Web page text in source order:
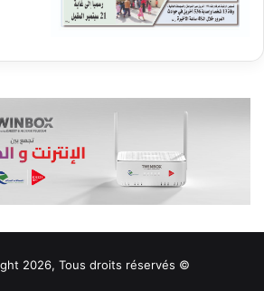
© Copyright 2026, Tous droits réservés |